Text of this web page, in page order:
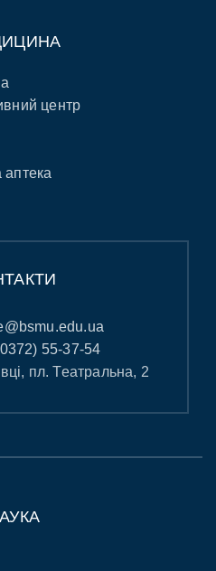
центр
55-37-54
пл. Театральна, 2